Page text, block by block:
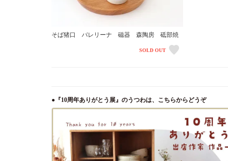
そば猪口 バレリーナ 磁器 森陶房 砥部焼
SOLD OUT
●『10周年ありがとう展』のうつわは、こちらからどうぞ